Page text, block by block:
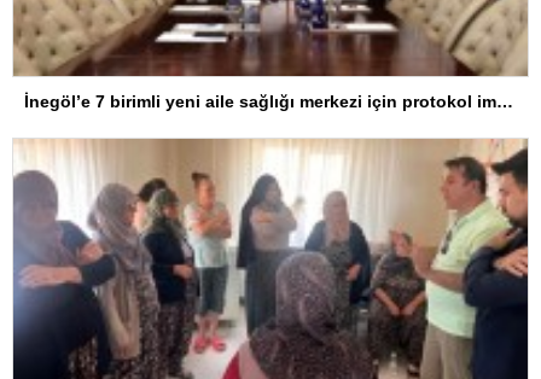
İnegöl’e 7 birimli yeni aile sağlığı merkezi için protokol imzalandı